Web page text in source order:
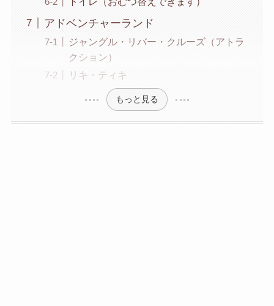
アドベンチャーランド
ジャングル・リバー・クルーズ（アトラ
クション）
リキ・ティキ
もっと見る